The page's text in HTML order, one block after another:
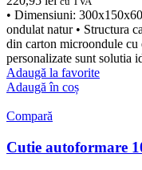
• Dimensiuni:
ondulat natur • Structura
din carton microondule cu
personalizate sunt solutia
Adaugă la favorite
Adaugă în coș
Compară
Cutie autoformare